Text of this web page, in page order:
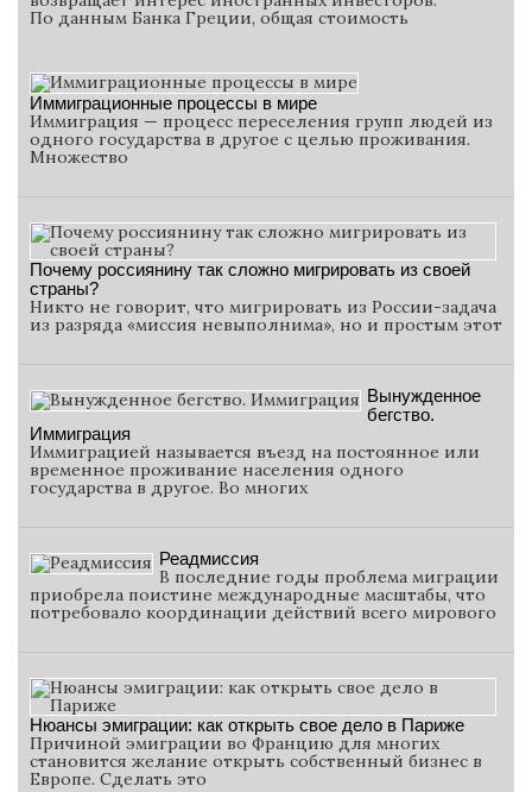
По данным Банка Греции, общая стоимость
Иммиграционные процессы в мире
Иммиграция — процесс переселения групп людей из
одного государства в другое с целью проживания.
Множество
Почему россиянину так сложно мигрировать из своей
страны?
Никто не говорит, что мигрировать из России-задача
из разряда «миссия невыполнима», но и простым этот
Вынужденное
бегство.
Иммиграция
Иммиграцией называется въезд на постоянное или
временное проживание населения одного
государства в другое. Во многих
Реадмиссия
В последние годы проблема миграции
приобрела поистине международные масштабы, что
потребовало координации действий всего мирового
Нюансы эмиграции: как открыть свое дело в Париже
Причиной эмиграции во Францию для многих
становится желание открыть собственный бизнес в
Европе. Сделать это